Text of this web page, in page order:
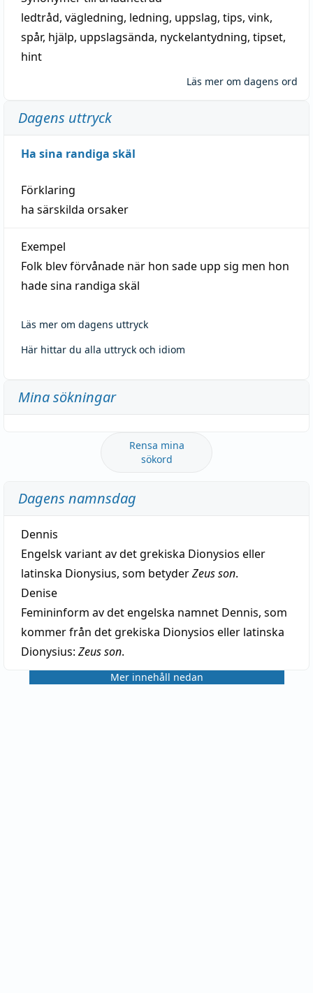
ledtråd, vägledning, ledning, uppslag, tips, vink,
spår, hjälp, uppslagsända, nyckelantydning, tipset,
hint
Läs mer om dagens ord
Dagens uttryck
Ha sina randiga skäl
Förklaring
ha särskilda orsaker
Exempel
Folk blev förvånade när hon sade upp sig men hon
hade sina randiga skäl
Läs mer om dagens uttryck
Här hittar du alla uttryck och idiom
Mina sökningar
Rensa mina
sökord
Dagens namnsdag
Dennis
Engelsk variant av det grekiska Dionysios eller
latinska Dionysius, som betyderZeus son.
Denise
Femininform av det engelska namnet Dennis, som
kommer från det grekiska Dionysios eller latinska
Dionysius: Zeus son.
Mer innehåll nedan